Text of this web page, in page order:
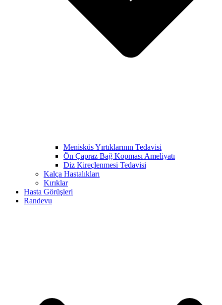
Menisküs Yırtıklarının Tedavisi
Ön Çapraz Bağ Kopması Ameliyatı
Diz Kireçlenmesi Tedavisi
Kalça Hastalıkları
Kırıklar
Hasta Görüşleri
Randevu